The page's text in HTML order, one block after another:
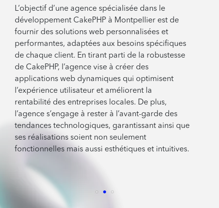
L’objectif d’une agence spécialisée dans le
développement CakePHP à Montpellier est de
fournir des solutions web personnalisées et
performantes, adaptées aux besoins spécifiques
de chaque client. En tirant parti de la robustesse
de CakePHP, l’agence vise à créer des
applications web dynamiques qui optimisent
l’expérience utilisateur et améliorent la
rentabilité des entreprises locales. De plus,
l’agence s’engage à rester à l’avant-garde des
tendances technologiques, garantissant ainsi que
ses réalisations soient non seulement
fonctionnelles mais aussi esthétiques et intuitives.